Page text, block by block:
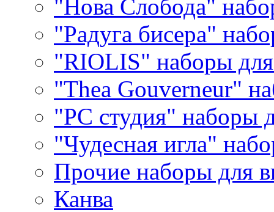
"Нова Слобода"
"Радуга бисера"
"RIOLIS" наборы
"Thea Gouverneur"
"РС студия" наборы
"Чудесная игла"
Прочие наборы для
Канва